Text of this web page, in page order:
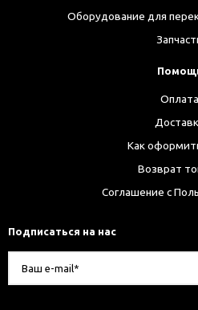
Оборудование для
Оплата
Как
Возврат
Соглашение с
Подписаться на нас